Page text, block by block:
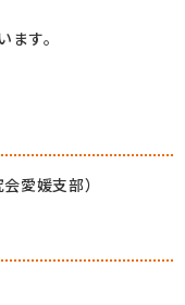
す。
愛媛支部）